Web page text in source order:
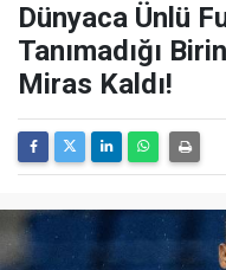
Dünyaca Ünlü
Tanımadığı
Miras Kaldı!